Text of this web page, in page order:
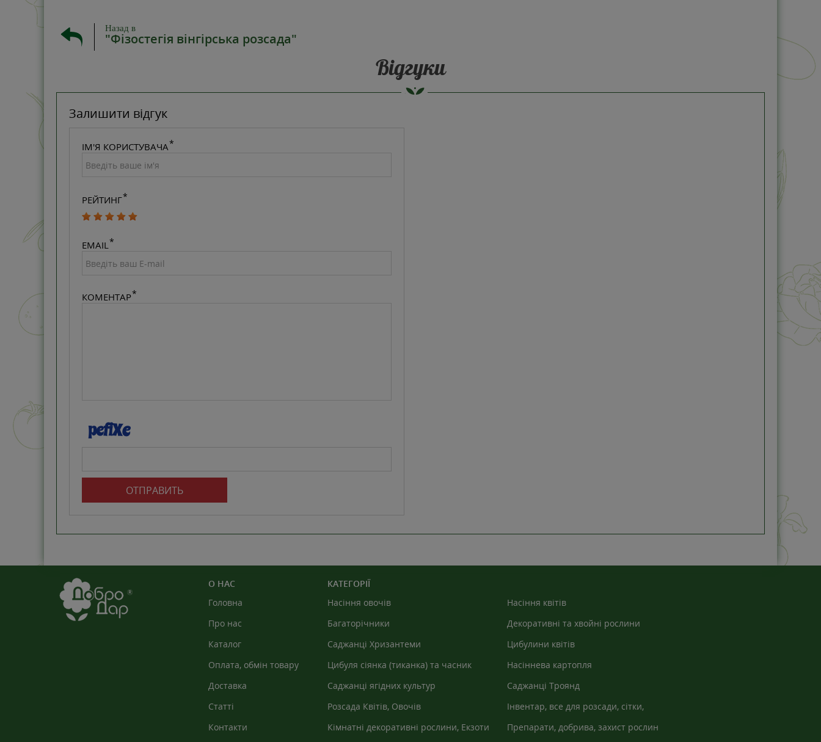
Назад в
"Фізостегія вінгірська розсада"
Відгуки
Залишити відгук
ІМ'Я КОРИСТУВАЧА
РЕЙТИНГ
EMAIL
КОМЕНТАР
ОТПРАВИТЬ
О НАС
Головна
Про нас
Каталог
Оплата, обмін товару
Доставка
Статті
Контакти
КАТЕГОРІЇ
Насіння овочів
Насіння квітів
Багаторічники
Декоративні та хвойні рослини
Саджанці Хризантеми
Цибулини квітів
Цибуля сіянка (тиканка) та часник
Насіннева картопля
Саджанці ягідних культур
Саджанці Троянд
Розсада Квітів, Овочів
Інвентар, все для розсади, сітки,
Кімнатні декоративні рослини, Екзоти Препарати, добрива, захист рослин